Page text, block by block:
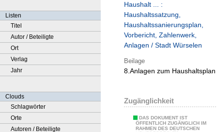
Listen
Titel
Autor / Beteiligte
Ort
Verlag
Jahr
Clouds
Schlagwörter
Orte
Autoren / Beteiligte
Haushalt ... :
Haushaltssatzung,
Haushaltssanierungsplan,
Vorbericht, Zahlenwerk,
Anlagen / Stadt Würselen
Beilage
8.Anlagen zum Haushaltsplan
Zugänglichkeit
DAS DOKUMENT IST
ÖFFENTLICH ZUGÄNGLICH IM
RAHMEN DES DEUTSCHEN